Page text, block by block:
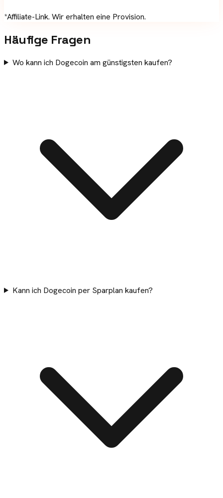
*Affiliate-Link. Wir erhalten eine Provision.
Häufige Fragen
Wo kann ich Dogecoin am günstigsten kaufen?
Kann ich Dogecoin per Sparplan kaufen?